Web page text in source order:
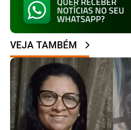
VEJA TAMBÉM